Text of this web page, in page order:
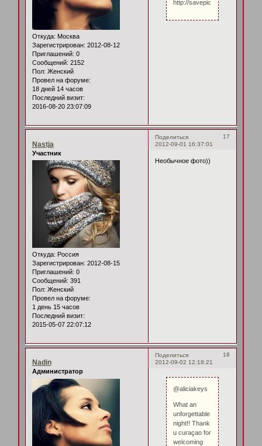
Откуда: Москва
Зарегистрирован: 2012-08-12
Приглашений: 0
Сообщений: 2152
Пол: Женский
Провел на форуме:
18 дней 14 часов
Последний визит:
2016-08-20 23:07:09
Поделиться
17
2012-09-01 16:37:01
Nastja
Участник
Откуда: Россия
Зарегистрирован: 2012-08-15
Приглашений: 0
Сообщений: 391
Пол: Женский
Провел на форуме:
1 день 15 часов
Последний визит:
2015-05-07 22:07:12
Необычное фото))
Поделиться
18
2012-09-02 12:18:21
Nadin
Администратор
@aliciakeys
What an
unforgettable
night!! Thank
u curaçao for
welcoming